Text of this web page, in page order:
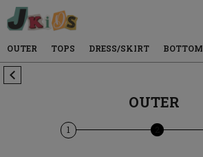
OUTER TOPS DRESS/SKIRT BOTTOM
OUTER
1